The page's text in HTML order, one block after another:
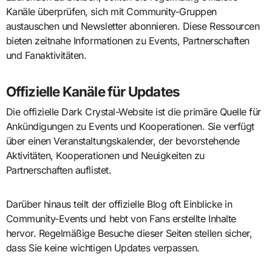
Kanäle überprüfen, sich mit Community-Gruppen
austauschen und Newsletter abonnieren. Diese Ressourcen
bieten zeitnahe Informationen zu Events, Partnerschaften
und Fanaktivitäten.
Offizielle Kanäle für Updates
Die offizielle Dark Crystal-Website ist die primäre Quelle für
Ankündigungen zu Events und Kooperationen. Sie verfügt
über einen Veranstaltungskalender, der bevorstehende
Aktivitäten, Kooperationen und Neuigkeiten zu
Partnerschaften auflistet.
Darüber hinaus teilt der offizielle Blog oft Einblicke in
Community-Events und hebt von Fans erstellte Inhalte
hervor. Regelmäßige Besuche dieser Seiten stellen sicher,
dass Sie keine wichtigen Updates verpassen.